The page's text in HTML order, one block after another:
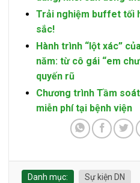
Trải nghiệm buffet tối
sắc!
Hành trình “lột xác”
năm: từ cô gái “em
quyến rũ
Chương trình Tầm
miễn phí tại bệnh viện
Danh mục: Sự kiện DN